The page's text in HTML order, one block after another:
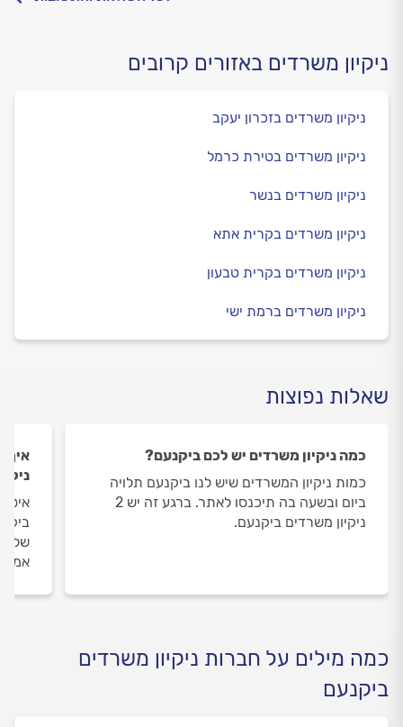
ניקיון משרדים באזורים קרובים
ניקיון משרדים בזכרון יעקב
ניקיון משרדים בטירת כרמל
ניקיון משרדים בנשר
ניקיון משרדים בקרית אתא
ניקיון משרדים בקרית טבעון
ניקיון משרדים ברמת ישי
שאלות נפוצות
כמה ניקיון משרדים יש לכם ביקנעם?
כמות ניקיון המשרדים שיש לנו ביקנעם תלויה
ביום ובשעה בה תיכנסו לאתר. ברגע זה יש 2
ניקיון משרדים ביקנעם.
איך
כמה מילים על חברות ניקיון משרדים
ביקנעם